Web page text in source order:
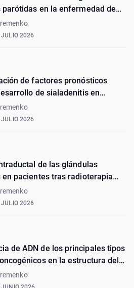
parótidas en la enfermedad de
2026
de factores pronósticos
de sialadenitis en
tras terapia con radioyodo
2026
de las glándulas
en pacientes tras radioterapia
radiactivo
2026
de ADN de los principales tipos
en la estructura del
células escamosas y la mucosa
la cavidad bucal